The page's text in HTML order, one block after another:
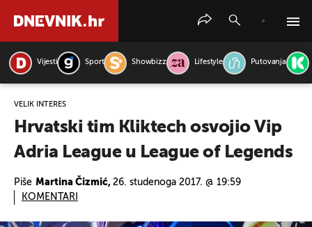
Vijesti Sport Showbizz Lifestyle Putovanja
VELIK INTERES
Hrvatski tim Kliktech osvojio Vip
Adria League u League of Legends
Piše Martina Čizmić, 26. studenoga 2017. @ 19:59
KOMENTARI
PRETRAŽITE VIJESTI